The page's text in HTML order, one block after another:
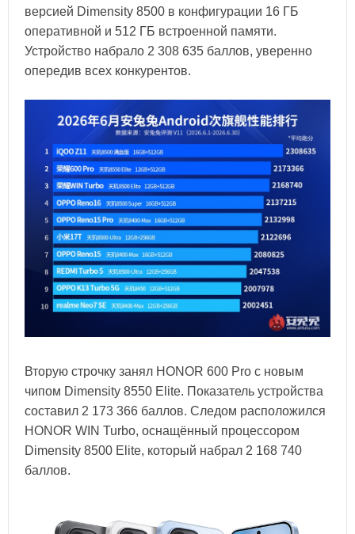
версией Dimensity 8500 в конфигурации 16 ГБ
оперативной и 512 ГБ встроенной памяти.
Устройство набрало 2 308 635 баллов, уверенно
опередив всех конкурентов.
Вторую строчку занял HONOR 600 Pro с новым
чипом Dimensity 8550 Elite. Показатель устройства
составил 2 173 366 баллов. Следом расположился
HONOR WIN Turbo, оснащённый процессором
Dimensity 8500 Elite, который набрал 2 168 740
баллов.